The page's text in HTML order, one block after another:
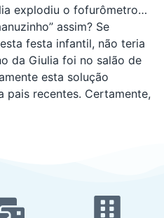
explodiu o fofurômetro…
assim? Se
festa infantil, não teria
da Giulia foi no salão de
esta solução
pais recentes. Certamente,